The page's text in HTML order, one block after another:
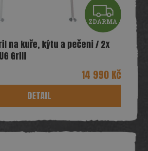
Z
D
R
A
ZDARMA
na kuře, kýtu a pečeni / 2x
Grill
14 990 Kč
DETAIL